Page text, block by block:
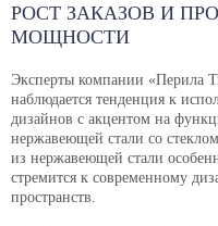
РОСТ ЗАКАЗОВ И
МОЩНОСТИ
Эксперты компании «Перила
наблюдается тенденция к
дизайнов с акцентом на
нержавеющей стали со
из нержавеющей стали
стремится к современному
пространств.